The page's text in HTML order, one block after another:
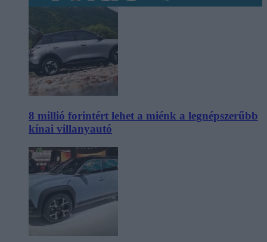
8 millió forintért lehet a miénk a legnépszerűbb
kínai villanyautó